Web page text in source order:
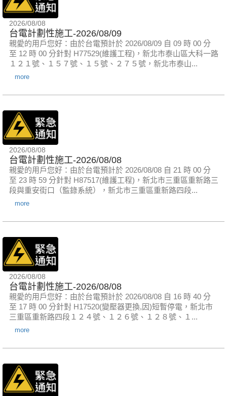
2026/08/08
台電計劃性施工-2026/08/09
親愛的用戶您好：由於台電預計於 2026/08/09 自 09 時 00 分
至 12 時 00 分針對 H77529(維護工程)，新北市泰山區大科一路
１２１號、１５７號、１５號、２７５號，新北市泰山...
more
2026/08/08
台電計劃性施工-2026/08/08
親愛的用戶您好：由於台電預計於 2026/08/08 自 21 時 00 分
至 23 時 59 分針對 H87517(維護工程)，新北市三重區重新路三
段與重安街口（監錄系統），新北市三重區重新路四段...
more
2026/08/08
台電計劃性施工-2026/08/08
親愛的用戶您好：由於台電預計於 2026/08/08 自 16 時 40 分
至 17 時 00 分針對 H17520(變壓器更換,因)短暫停電，新北市
三重區重新路四段１２４號、１２６號、１２８號、１...
more